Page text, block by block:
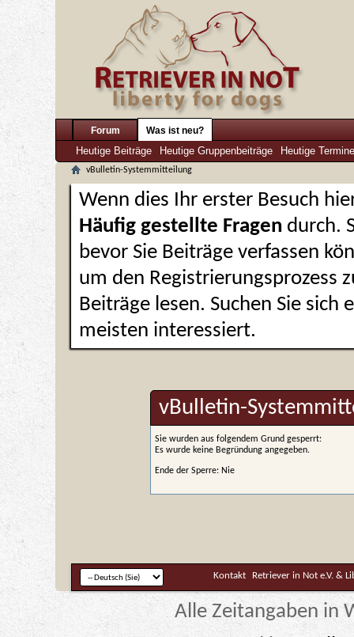
Forum Was ist neu?
Heutige Beiträge Heutige Gruppenbeiträge Heutige Termine
vBulletin-Systemmitteilung
Wenn dies Ihr erster Besuch
Häufig gestellte Fragen durch.
bevor Sie Beiträge verfassen
um den Registrierungsprozess
Beiträge lesen. Suchen Sie sich
meisten interessiert.
vBulletin-
Sie wurden aus folgendem Grund gesperrt:
Es wurde keine Begründung angegeben.
Ende der Sperre: Nie
Kontakt Retriever in Not e.V. &
Alle Zeitangaben in